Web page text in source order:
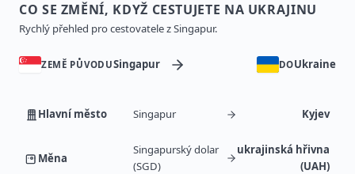
CO SE ZMĚNÍ, KDYŽ CESTUJETE NA UKRAJINU
Rychlý přehled pro cestovatele z Singapur.
ZEMĚ PŮVODUSingapur DOUkraine
Hlavní město Singapur Kyjev
Měna
Singapurský dolar
(SGD)
ukrajinská hřivna
(UAH)